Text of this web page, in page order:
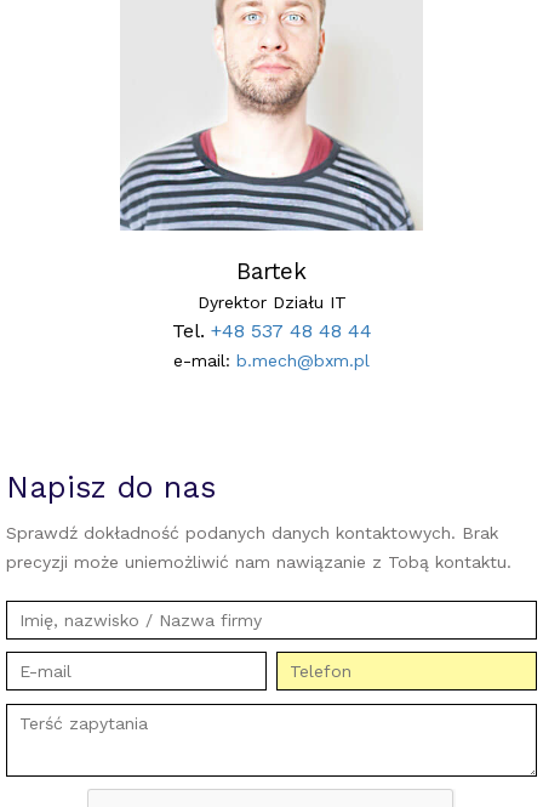
Bartek
Dyrektor Działu IT
Tel. +48 537 48 48 44
e-mail: b.mech@bxm.pl
Napisz do nas
Sprawdź dokładność podanych danych kontaktowych. Brak
precyzji może uniemożliwić nam nawiązanie z Tobą kontaktu.